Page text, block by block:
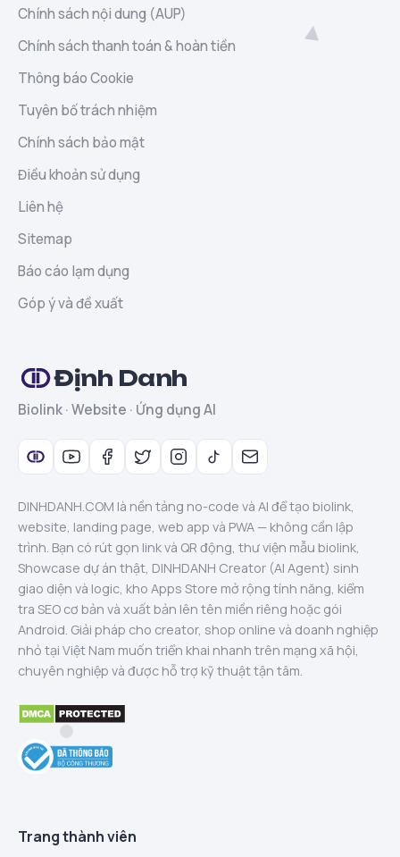
Chính sách nội dung (AUP)
Chính sách thanh toán & hoàn tiền
Thông báo Cookie
Tuyên bố trách nhiệm
Chính sách bảo mật
Điều khoản sử dụng
Liên hệ
Sitemap
Báo cáo lạm dụng
Góp ý và đề xuất
Định Danh
Biolink · Website · Ứng dụng AI
DINHDANH.COM là nền tảng no-code và AI để tạo biolink,
website, landing page, web app và PWA — không cần lập
trình. Bạn có rút gọn link và QR động, thư viện mẫu biolink,
Showcase dự án thật, DINHDANH Creator (AI Agent) sinh
giao diện và logic, kho Apps Store mở rộng tính năng, kiểm
tra SEO cơ bản và xuất bản lên tên miền riêng hoặc gói
Android. Giải pháp cho creator, shop online và doanh nghiệp
nhỏ tại Việt Nam muốn triển khai nhanh trên mạng xã hội,
chuyên nghiệp và được hỗ trợ kỹ thuật tận tâm.
Trang thành viên